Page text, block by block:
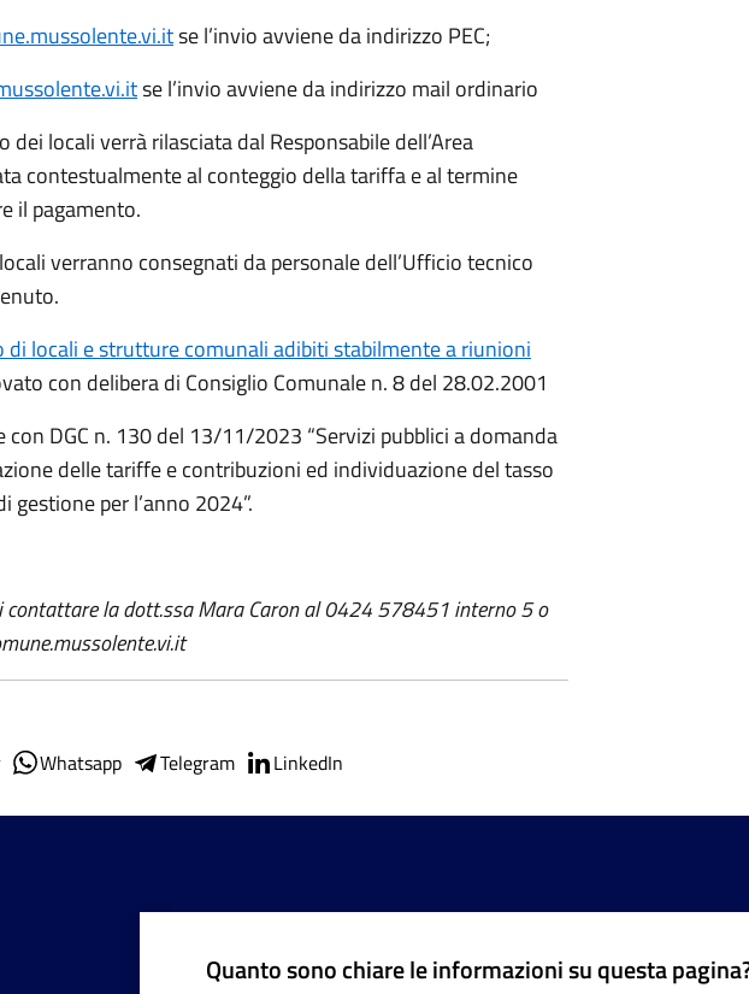
se l’invio avviene da indirizzo PEC;
se l’invio avviene da indirizzo mail ordinario
dei locali verrà rilasciata dal Responsabile dell’Area
contestualmente al conteggio della tariffa e al termine
il pagamento.
verranno consegnati da personale dell’Ufficio tecnico
di locali e strutture comunali adibiti stabilmente a riunioni
con delibera di Consiglio Comunale n. 8 del 28.02.2001
con DGC n. 130 del 13/11/2023 “Servizi pubblici a domanda
delle tariffe e contribuzioni ed individuazione del tasso
gestione per l’anno 2024”.
la dott.ssa Mara Caron al 0424 578451 interno 5 o
Whatsapp Telegram LinkedIn
Quanto sono chiare le informazioni su questa